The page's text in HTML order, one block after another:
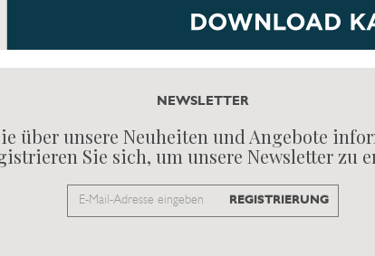
NEWSLETTER
über unsere Neuheiten und Angebote
Sie sich, um unsere Newsletter zu
Email
REGISTRIERUNG